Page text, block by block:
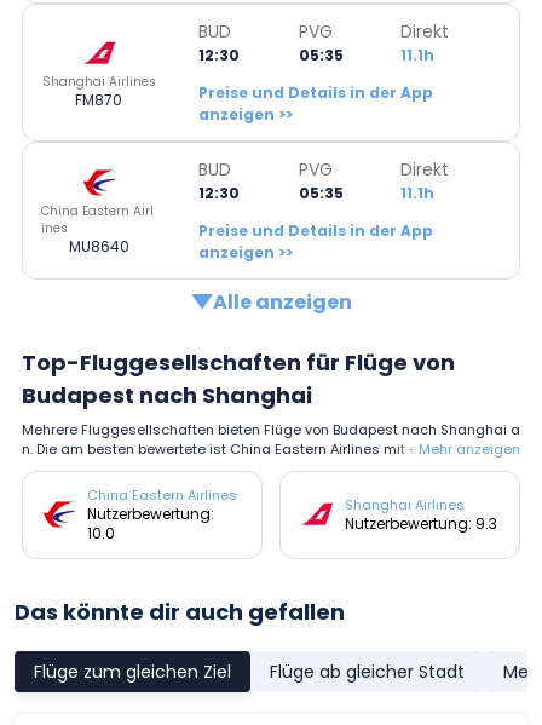
Shanghai Airlines
FM870
BUD
12:30
PVG
05:35
Direkt
11.1h
Preise und Details in der App
anzeigen >>
China Eastern Airl
ines
MU8640
BUD
12:30
PVG
05:35
Direkt
11.1h
Preise und Details in der App
anzeigen >>
Alle anzeigen
Top-Fluggesellschaften für Flüge von
Budapest nach Shanghai
Mehrere Fluggesellschaften bieten Flüge von Budapest nach Shanghai a
n. Die am besten bewertete ist China Eastern Airlines mit einer durchschn
ittlichen Bewertung von 10.0.
Mehr anzeigen
China Eastern Airlines
Nutzerbewertung:
10.0
Shanghai Airlines
Nutzerbewertung: 9.3
Das könnte dir auch gefallen
Flüge zum gleichen Ziel Flüge ab gleicher Stadt